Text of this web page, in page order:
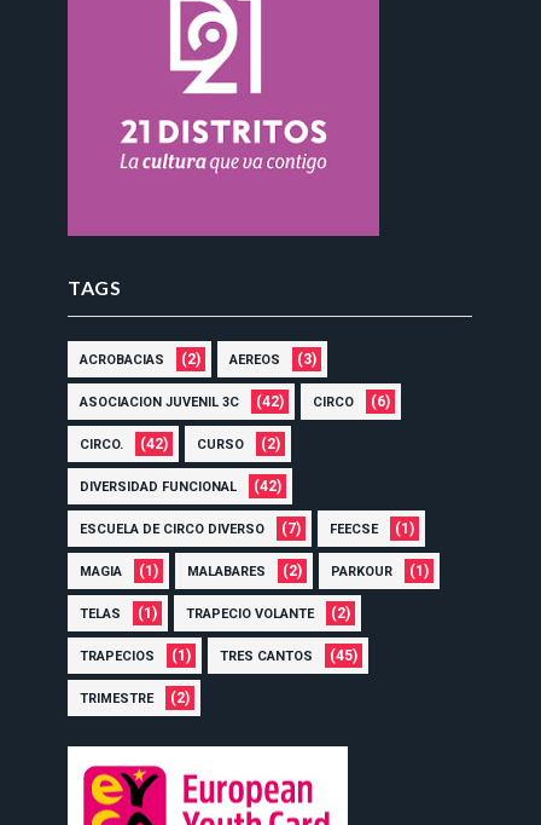
TAGS
ACROBACIAS (2) AEREOS (3)
ASOCIACION JUVENIL 3C (42) CIRCO (6)
CIRCO. (42) CURSO (2)
DIVERSIDAD FUNCIONAL (42)
ESCUELA DE CIRCO DIVERSO (7) FEECSE (1)
MAGIA (1) MALABARES (2) PARKOUR (1)
TELAS (1) TRAPECIO VOLANTE (2)
TRAPECIOS (1) TRES CANTOS (45)
TRIMESTRE (2)